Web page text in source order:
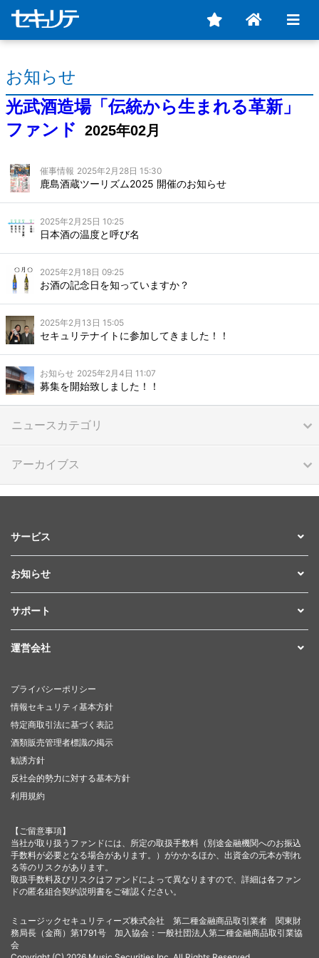
お知らせ
光武酒造場「伝統から生まれる革新」
ファンド
2025年02月
催事情報 2025年2月28日 15:30
鹿島酒蔵ツーリズム2025 開催のお知らせ
2025年2月25日 10:25
日本酒の温度と呼び名
2025年2月18日 09:25
お酒の記念日を知っていますか？
2025年2月13日 15:05
セキュリテナイトに参加してきました！！
お知らせ 2025年2月4日 11:07
募集を開始致しました！！
ニュースカテゴリ
アーカイブス
サービス
お知らせ
サポート
運営会社
プライバシーポリシー
情報セキュリティ基本方針
特定商取引法に基づく表記
酒類販売管理者標識の掲示
勧誘方針
反社会的勢力に対する基本方針
利用規約
【ご留意事項】
当社が取り扱うファンドには、所定の取扱手数料（別途金融機関へのお振込
手数料が必要となる場合があります。）がかかるほか、出資金の元本が割れ
る等のリスクがあります。
取扱手数料及びリスクはファンドによって異なりますので、詳細は各ファン
ドの匿名組合契約説明書をご確認ください。
ミュージックセキュリティーズ株式会社 第二種金融商品取引業者 関東財
務局長（金商）第1791号 加入協会：一般社団法人第二種金融商品取引業協
会